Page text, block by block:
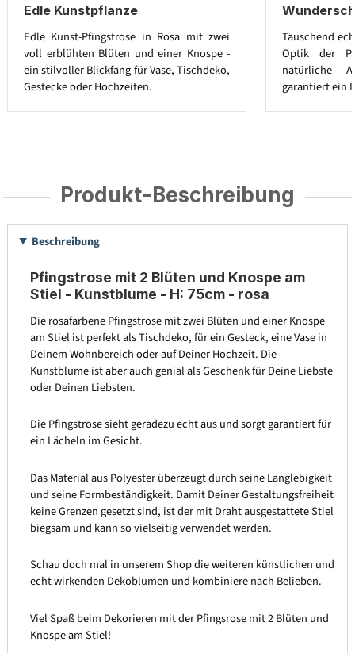
Edle Kunstpflanze
Edle Kunst-Pfingstrose in Rosa mit zwei
voll erblühten Blüten und einer Knospe -
ein stilvoller Blickfang für Vase, Tischdeko,
Gestecke oder Hochzeiten.
Täuschend
Optik der
natürliche
garantiert ein
Produkt-Beschreibung
Beschreibung
Pfingstrose mit 2 Blüten und Knospe am
Stiel - Kunstblume - H: 75cm - rosa
Die rosafarbene Pfingstrose mit zwei Blüten und einer Knospe
am Stiel ist perfekt als Tischdeko, für ein Gesteck, eine Vase in
Deinem Wohnbereich oder auf Deiner Hochzeit. Die
Kunstblume ist aber auch genial als Geschenk für Deine Liebste
oder Deinen Liebsten.
Die Pfingstrose sieht geradezu echt aus und sorgt garantiert für
ein Lächeln im Gesicht.
Das Material aus Polyester überzeugt durch seine Langlebigkeit
und seine Formbeständigkeit. Damit Deiner Gestaltungsfreiheit
keine Grenzen gesetzt sind, ist der mit Draht ausgestattete Stiel
biegsam und kann so vielseitig verwendet werden.
Schau doch mal in unserem Shop die weiteren künstlichen und
echt wirkenden Dekoblumen und kombiniere nach Belieben.
Viel Spaß beim Dekorieren mit der Pfingsrose mit 2 Blüten und
Knospe am Stiel!